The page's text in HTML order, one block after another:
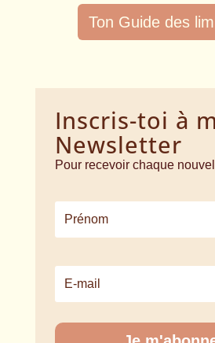
Ton Guide des
Inscris-toi à
Newsletter
Pour recevoir chaque